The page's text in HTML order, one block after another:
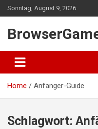
Skip
to
Sonntag, August 9, 2026
Home Anfänger-Guide
Schlagwort: